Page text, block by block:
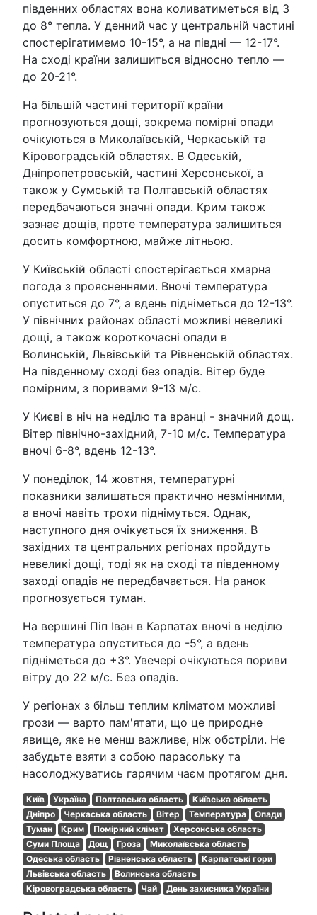
південних областях вона коливатиметься від 3
до 8° тепла. У денний час у центральній частині
спостерігатимемо 10-15°, а на півдні — 12-17°.
На сході країни залишиться відносно тепло —
до 20-21°.
На більшій частині території країни
прогнозуються дощі, зокрема помірні опади
очікуються в Миколаївській, Черкаській та
Кіровоградській областях. В Одеській,
Дніпропетровській, частині Херсонської, а
також у Сумській та Полтавській областях
передбачаються значні опади. Крим також
зазнає дощів, проте температура залишиться
досить комфортною, майже літньою.
У Київській області спостерігається хмарна
погода з проясненнями. Вночі температура
опуститься до 7°, а вдень підніметься до 12-13°.
У північних районах області можливі невеликі
дощі, а також короткочасні опади в
Волинській, Львівській та Рівненській областях.
На південному сході без опадів. Вітер буде
помірним, з поривами 9-13 м/с.
У Києві в ніч на неділю та вранці - значний дощ.
Вітер північно-західний, 7-10 м/с. Температура
вночі 6-8°, вдень 12-13°.
У понеділок, 14 жовтня, температурні
показники залишаться практично незмінними,
а вночі навіть трохи піднімуться. Однак,
наступного дня очікується їх зниження. В
західних та центральних регіонах пройдуть
невеликі дощі, тоді як на сході та південному
заході опадів не передбачається. На ранок
прогнозується туман.
На вершині Піп Іван в Карпатах вночі в неділю
температура опуститься до -5°, а вдень
підніметься до +3°. Увечері очікуються пориви
вітру до 22 м/с. Без опадів.
У регіонах з більш теплим кліматом можливі
грози — варто пам'ятати, що це природне
явище, яке не менш важливе, ніж обстріли. Не
забудьте взяти з собою парасольку та
насолоджуватись гарячим чаєм протягом дня.
Київ Україна Полтавська область
Київська область
Дніпро
Черкаська область Вітер Температура
Опади
Туман
Крим Помірний клімат
Херсонська область
Суми Площа
Дощ Гроза
Миколаївська область
Одеська область
Рівненська область
Карпатські гори
Львівська область
Волинська область
Кіровоградська область
Чай День захисника України